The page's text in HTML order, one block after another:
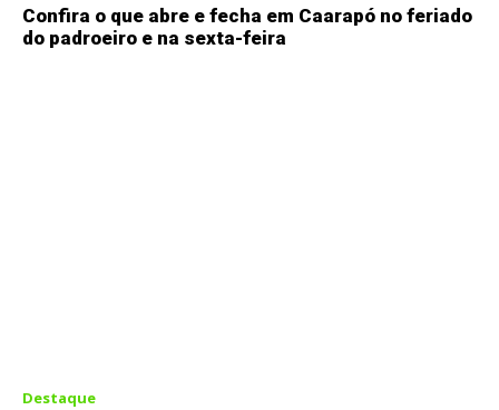
Confira o que abre e fecha em Caarapó no feriado
do padroeiro e na sexta-feira
Destaque